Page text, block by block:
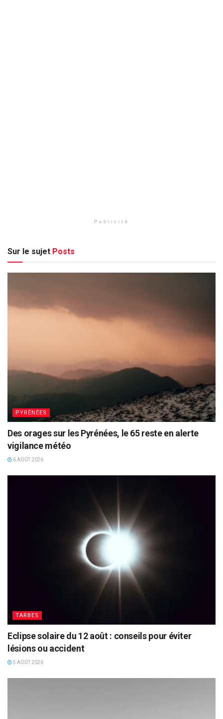
Publicité
Sur le sujet Posts
PYRÉNÉES
Des orages sur les Pyrénées, le 65 reste en alerte
vigilance météo
6 AOÛT 2026
TARBES
Eclipse solaire du 12 août : conseils pour éviter
lésions ou accident
5 AOÛT 2026